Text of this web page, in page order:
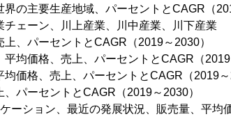
の主要生産地域、パーセントとCAGR（
ェーン、川上産業、川中産業、川下産業
、パーセントとCAGR（2019～2030）
均価格、売上、パーセントとCAGR（2019
価格、売上、パーセントとCAGR（2019～
パーセントとCAGR（2019～2030）
ーション、最近の発展状況、販売量、平均